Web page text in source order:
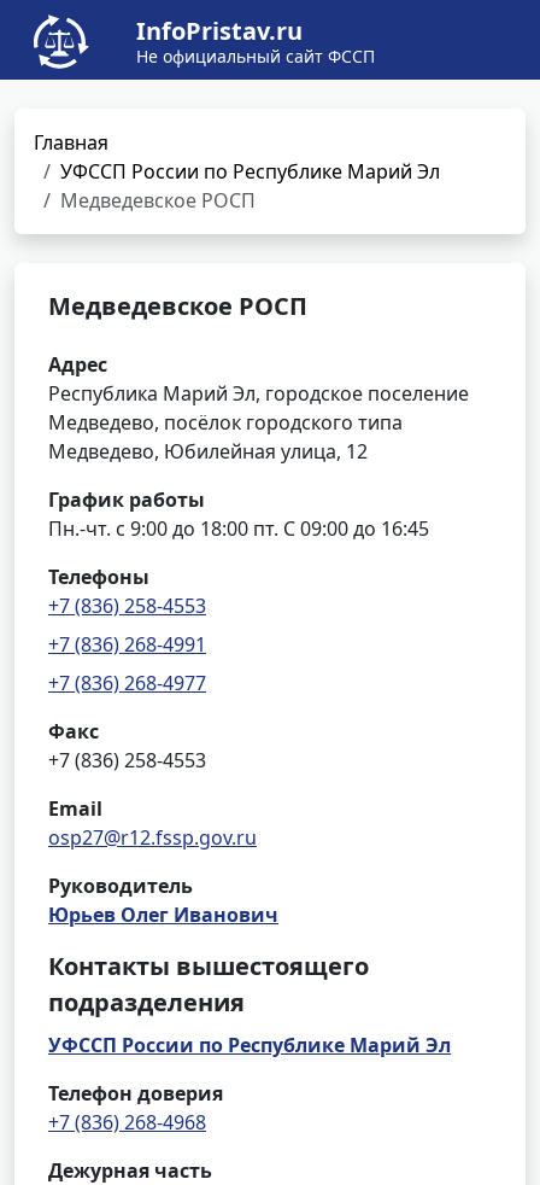
InfoPristav.ru
Не официальный сайт ФССП
Главная
УФССП России по Республике Марий Эл
Медведевское РОСП
Медведевское РОСП
Адрес
Республика Марий Эл, городское поселение
Медведево, посёлок городского типа
Медведево, Юбилейная улица, 12
График работы
Пн.-чт. с 9:00 до 18:00 пт. С 09:00 до 16:45
Телефоны
+7 (836) 258-4553
+7 (836) 268-4991
+7 (836) 268-4977
Факс
+7 (836) 258-4553
Email
osp27@r12.fssp.gov.ru
Руководитель
Юрьев Олег Иванович
Контакты вышестоящего
подразделения
УФССП России по Республике Марий Эл
Телефон доверия
+7 (836) 268-4968
Дежурная часть